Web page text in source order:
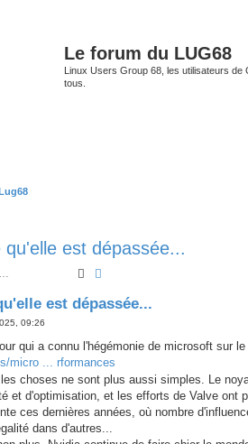
Le forum du LUG68
Linux Users Group 68, les utilisateurs
tous.
est dépassée...
Rechercher
est dépassée...
09:26
qui a connu l'hégémonie de microsoft sur le
micro ... rformances
choses ne sont plus aussi simples. Le
et d'optimisation, et les efforts de Valve ont
ces dernières années, où nombre
dans d'autres...